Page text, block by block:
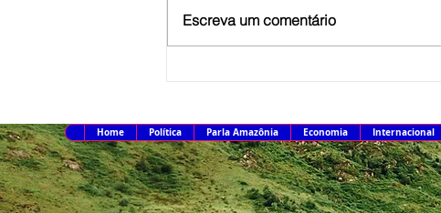
Em nova redução, Copom
ano
Escreva um comentário
Home Política Parla Amazônia Economia Internacional